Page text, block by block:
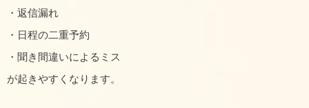
・返信漏れ
・日程の二重予約
・聞き間違いによるミス
が起きやすくなります。